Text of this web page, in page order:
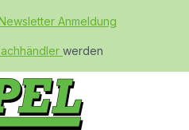
Anmeldung
werden